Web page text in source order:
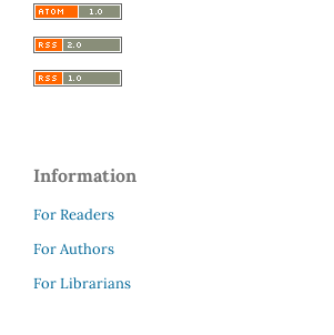
Information
For Readers
For Authors
For Librarians